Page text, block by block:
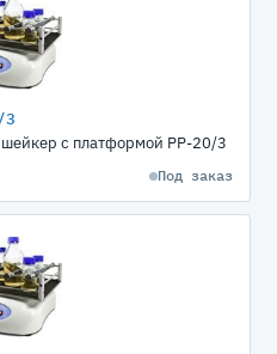
3
с платформой PP-20/3
Под заказ